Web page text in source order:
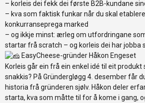
– korleis dei fekk dei første B2B-kundane
– kva som faktisk funkar når du skal
konkurranseprega marked
– og ikkje minst: ærleg om utfordringane
startar frå scratch – og korleis dei har jobba
EasyCheese-gründer Håkon Engeset
Korleis går ein frå ein enkel idé til eit produkt
snakkis? På Gründergløgg 4. desember får
historia frå gründeren sjølv. Håkon deler
starta, kva som måtte til for å kome i gang,